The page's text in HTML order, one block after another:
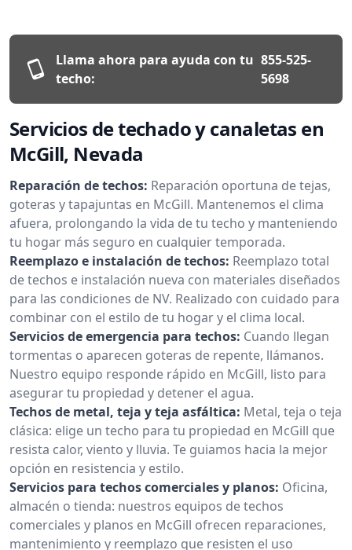
Llama ahora para ayuda con tu
techo:
855-525-
5698
Servicios de techado y canaletas en
McGill, Nevada
Reparación de techos: Reparación oportuna de tejas,
goteras y tapajuntas en McGill. Mantenemos el clima
afuera, prolongando la vida de tu techo y manteniendo
tu hogar más seguro en cualquier temporada.
Reemplazo e instalación de techos: Reemplazo total
de techos e instalación nueva con materiales diseñados
para las condiciones de NV. Realizado con cuidado para
combinar con el estilo de tu hogar y el clima local.
Servicios de emergencia para techos: Cuando llegan
tormentas o aparecen goteras de repente, llámanos.
Nuestro equipo responde rápido en McGill, listo para
asegurar tu propiedad y detener el agua.
Techos de metal, teja y teja asfáltica: Metal, teja o teja
clásica: elige un techo para tu propiedad en McGill que
resista calor, viento y lluvia. Te guiamos hacia la mejor
opción en resistencia y estilo.
Servicios para techos comerciales y planos: Oficina,
almacén o tienda: nuestros equipos de techos
comerciales y planos en McGill ofrecen reparaciones,
mantenimiento y reemplazo que resisten el uso